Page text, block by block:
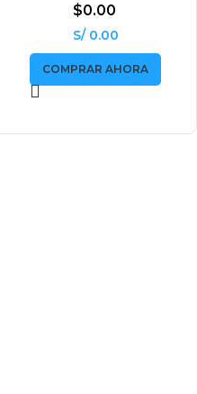
$0.00
S/ 0.00
COMPRAR AHORA